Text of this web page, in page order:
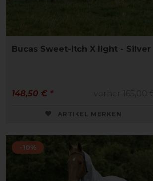
Bucas Sweet-itch X light - Silver
148,50 € *
ARTIKEL MERKEN
-10%